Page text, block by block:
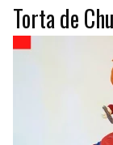
Torta de